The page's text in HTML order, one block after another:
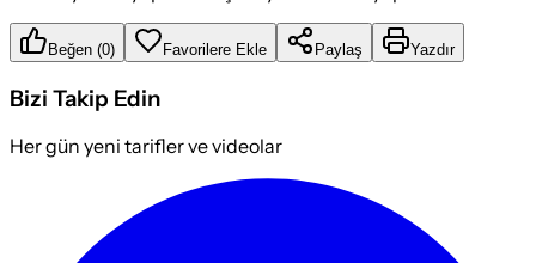
Beğen (0) Favorilere Ekle Paylaş Yazdır
Bizi Takip Edin
Her gün yeni tarifler ve videolar